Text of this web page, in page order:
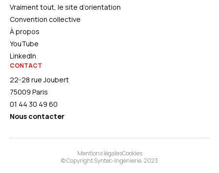
Vraiment tout, le site d’orientation
Convention collective
À propos
YouTube
LinkedIn
CONTACT
22-28 rue Joubert
75009 Paris
01 44 30 49 60
Nous contacter
© Copyright Syntec-Ingénierie, 2023
Mentions légalesCookies